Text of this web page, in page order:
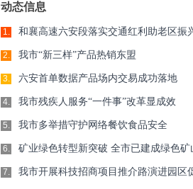
动态信息
1. 和襄高速六安段落实交通红利助老区振
2. 我市“新三样”产品热销东盟
3. 六安首单数据产品场内交易成功落地
4. 我市残疾人服务“一件事”改革显成效
5. 我市多举措守护网络餐饮食品安全
6. 矿业绿色转型新突破 全市已建成绿色矿
7.